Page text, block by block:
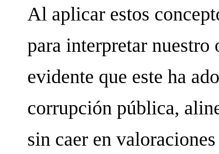
Al aplicar estos
para interpretar
evidente que este ha
corrupción pública,
sin caer en